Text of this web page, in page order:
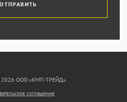
ОТПРАВИТЬ
2026 ООО «КМП-ТРЕЙД».
соглашение